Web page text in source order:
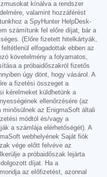
kínálva a rendszer
valamint hozzáférést
a SpyHunter HelpDesk-
számítunk fel előre díjat, bár a
(Előre fizetett hitelkártyák,
elfogadottak ebben az
követelmény a folyamatos,
a próbaidőszakról fizetős
úgy dönt, hogy vásárol. A
a fizetési összeget a
kérelmeket küldhetünk a
ellenőrzésére (az
minősülnek az EnigmaSoft általi
módtól és/vagy a
a számlája elérhetőségét). A
webhelyének Saját fiók
vége előtt felvéve az
a próbaidőszak lejárta
díjat. Ha a
az előfizetést, azonnal